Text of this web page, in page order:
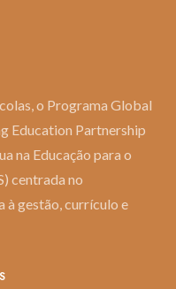
o Programa Global
Education Partnership
na Educação para o
centrada no
à gestão, currículo e